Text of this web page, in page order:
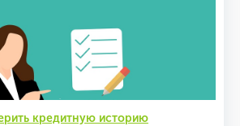
кредитную историю